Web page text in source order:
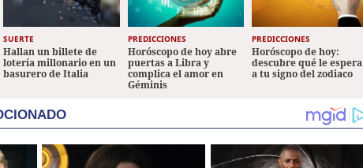
SUERTE
Hallan un billete de
lotería millonario en un
basurero de Italia
PREDICCIONES
Horóscopo de hoy abre
puertas a Libra y
complica el amor en
Géminis
PREDICCIONES
Horóscopo de hoy:
descubre qué le espera
a tu signo del zodiaco